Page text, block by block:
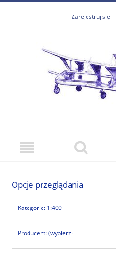
Zarejestruj się
Opcje przeglądania
Kategorie: 1:400
Producent: (wybierz)